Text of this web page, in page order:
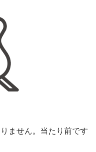
ません。当たり前です